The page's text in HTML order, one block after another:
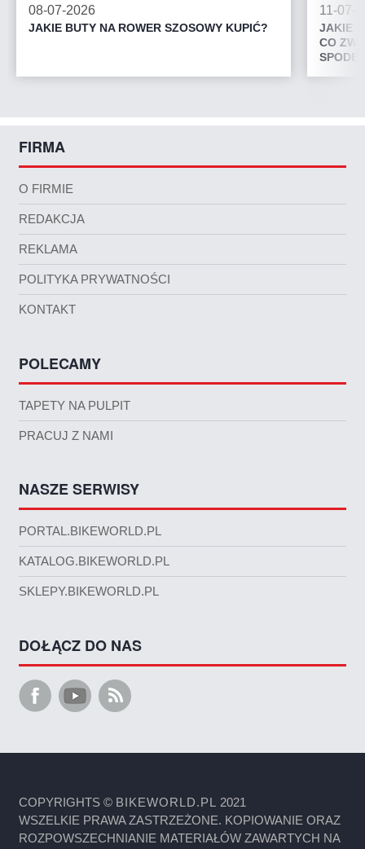
08-07-2026
JAKIE BUTY NA ROWER SZOSOWY KUPIĆ?
11-07-
JAKIE
CO
FIRMA
O FIRMIE
REDAKCJA
REKLAMA
POLITYKA PRYWATNOŚCI
KONTAKT
POLECAMY
TAPETY NA PULPIT
PRACUJ Z NAMI
NASZE SERWISY
PORTAL.BIKEWORLD.PL
KATALOG.BIKEWORLD.PL
SKLEPY.BIKEWORLD.PL
DOŁĄCZ DO NAS
COPYRIGHTS © BIKEWORLD.PL 2021
WSZELKIE PRAWA ZASTRZEŻONE. KOPIOWANIE ORAZ
ROZPOWSZECHNIANIE MATERIAŁÓW ZAWARTYCH NA